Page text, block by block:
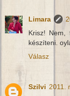
Limara
Krisz! Nem,
készíteni.
Válasz
Szilvi 2011.